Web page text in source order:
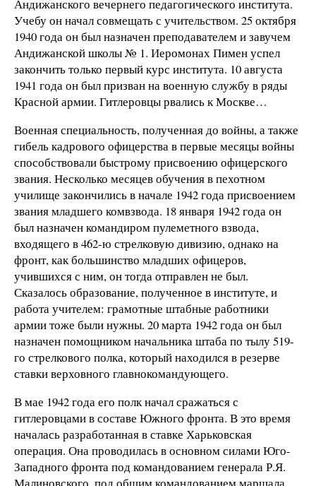
Андижанского вечернего педагогического института.
Учебу он начал совмещать с учительством. 25 октября
1940 года он был назначен преподавателем и завучем
Андижанской школы № 1. Иеромонах Пимен успел
закончить только первый курс института. 10 августа
1941 года он был призван на военную службу в ряды
Красной армии. Гитлеровцы рвались к Москве…
Военная специальность, полученная до войны, а также
гибель кадрового офицерства в первые месяцы войны
способствовали быстрому присвоению офицерского
звания. Несколько месяцев обучения в пехотном
училище закончились в начале 1942 года присвоением
звания младшего комвзвода. 18 января 1942 года он
был назначен командиром пулеметного взвода,
входящего в 462-ю стрелковую дивизию, однако на
фронт, как большинство младших офицеров,
учившихся с ним, он тогда отправлен не был.
Сказалось образование, полученное в институте, и
работа учителем: грамотные штабные работники
армии тоже были нужны. 20 марта 1942 года он был
назначен помощником начальника штаба по тылу 519-
го стрелкового полка, который находился в резерве
ставки верховного главнокомандующего.
В мае 1942 года его полк начал сражаться с
гитлеровцами в составе Южного фронта. В это время
началась разработанная в ставке Харьковская
операция. Она проводилась в основном силами Юго-
Западного фронта под командованием генерала Р.Я.
Малиновского, под общим командованием маршала